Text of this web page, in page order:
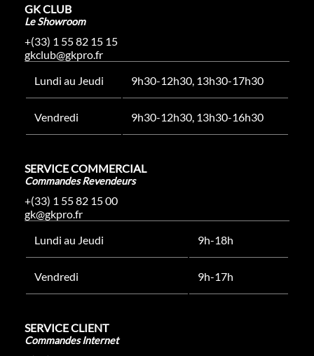
GK CLUB
Le Showroom
+(33) 1 55 82 15 15
gkclub@gkpro.fr
Lundi au Jeudi
9h30-12h30, 13h30-17h30
Vendredi 9h30-12h30, 13h30-16h30
SERVICE COMMERCIAL
Commandes Revendeurs
+(33) 1 55 82 15 00
gk@gkpro.fr
Lundi au Jeudi
9h-18h
Vendredi 9h-17h
SERVICE CLIENT
Commandes Internet